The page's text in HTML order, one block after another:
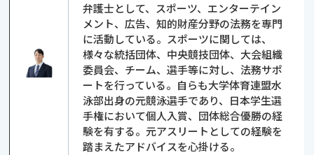
弁護士として、スポーツ、エンターテイン
メント、広告、知的財産分野の法務を専門
に活動している。スポーツに関しては、
様々な統括団体、中央競技団体、大会組織
委員会、チーム、選手等に対し、法務サポ
ートを行っている。自らも大学体育連盟水
泳部出身の元競泳選手であり、日本学生選
手権において個人入賞、団体総合優勝の経
験を有する。元アスリートとしての経験を
踏まえたアドバイスを心掛ける。